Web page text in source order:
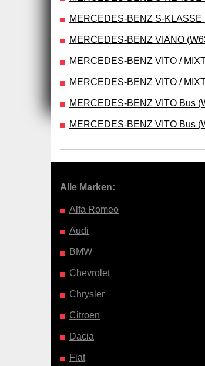
MERCEDES-BENZ S-KLASSE
MERCEDES-BENZ VIANO
MERCEDES-BENZ VITO /
MERCEDES-BENZ VITO /
MERCEDES-BENZ VITO Bus
MERCEDES-BENZ VITO Bus
Alle Marken:
Alfa Romeo
Audi
BMW
Chevrolet
Chrysler
Citroen
Dacia
Fiat